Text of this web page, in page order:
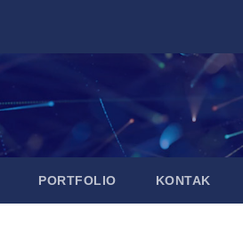
PORTFOLIO KONTAK